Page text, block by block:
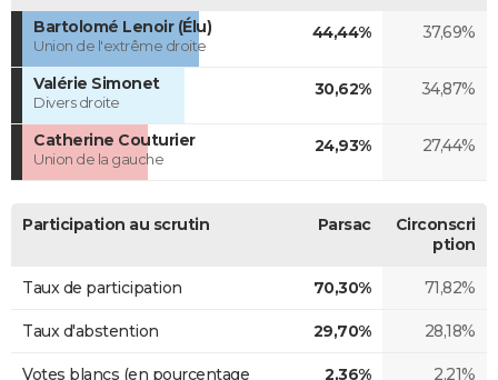
Bartolomé Lenoir (Élu)
Union de l'extrême droite
44,44% 37,69%
Valérie Simonet
Divers droite
30,62% 34,87%
Catherine Couturier
Union de la gauche
24,93% 27,44%
Participation au scrutin Parsac
Circonscri
ption
Taux de participation 70,30% 71,82%
Taux d'abstention 29,70% 28,18%
Votes blancs (en pourcentage
2,36% 2,21%